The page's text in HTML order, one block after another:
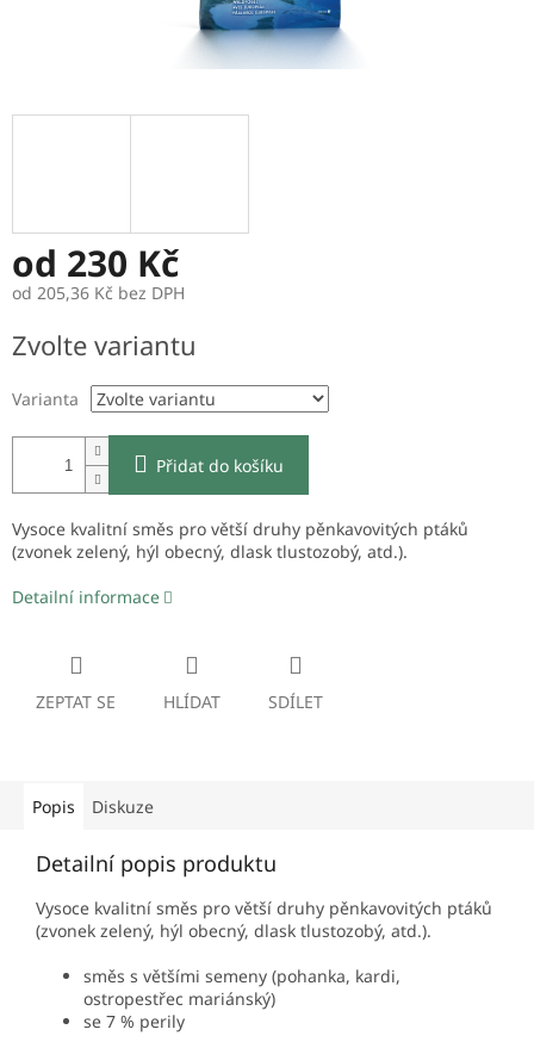
od 230 Kč
od 205,36 Kč bez DPH
cena:
Zvolte variantu
Varianta
Přidat do košíku
Vysoce kvalitní směs pro větší druhy pěnkavovitých ptáků
(zvonek zelený, hýl obecný, dlask tlustozobý, atd.).
Detailní informace
ZEPTAT SE HLÍDAT SDÍLET
Popis Diskuze
Detailní popis produktu
Vysoce kvalitní směs pro větší druhy pěnkavovitých ptáků
(zvonek zelený, hýl obecný, dlask tlustozobý, atd.).
směs s většími semeny (pohanka, kardi,
ostropestřec mariánský)
se 7 % perily